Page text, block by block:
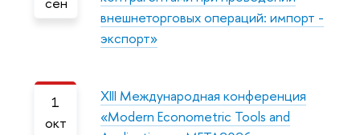
внешнеторговых операций: импорт -
экспорт»
1
окт
XIII Международная конференция
«Modern Econometric Tools and